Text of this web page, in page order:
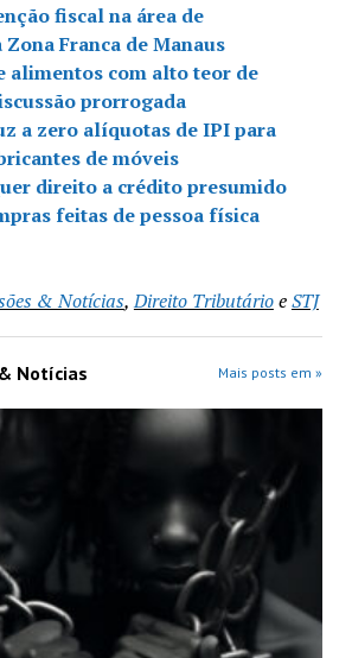
fiscal na área de
Franca de Manaus
alimentos com alto teor de
prorrogada
a zero alíquotas de IPI para
de móveis
direito a crédito presumido
feitas de pessoa física
& Notícias,Direito TributárioeSTJ
Notícias Mais posts em »